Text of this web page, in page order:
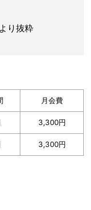
より抜粋
月会費
3,300円
3,300円